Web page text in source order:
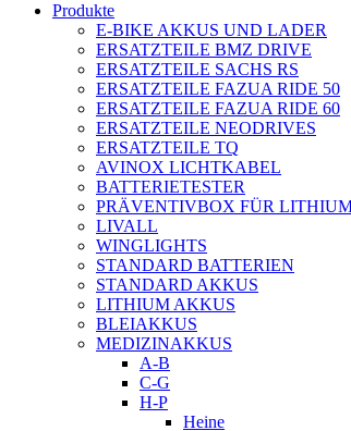
Produkte
E-BIKE AKKUS UND LADER
ERSATZTEILE BMZ DRIVE
ERSATZTEILE SACHS RS
ERSATZTEILE FAZUA RIDE 50
ERSATZTEILE FAZUA RIDE 60
ERSATZTEILE NEODRIVES
ERSATZTEILE TQ
AVINOX LICHTKABEL
BATTERIETESTER
PRÄVENTIVBOX FÜR
LIVALL
WINGLIGHTS
STANDARD BATTERIEN
STANDARD AKKUS
LITHIUM AKKUS
BLEIAKKUS
MEDIZINAKKUS
A-B
C-G
H-P
Heine